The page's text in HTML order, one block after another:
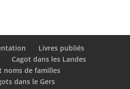
Livres publiés
Cagot dans les Landes
noms de familles
dans le Gers